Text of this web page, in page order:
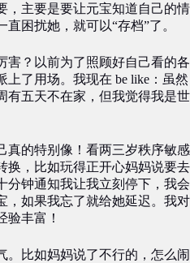
，主要是要让元宝知道自己的情
困扰她，就可以“存档”了。
害？以前为了照顾好自己看的各
了用场。我现在 be like：虽然
有五天不在家，但我觉得我是世
真的特别像！看两三岁秩序敏感
换，比如玩得正开心妈妈说要去
分钟通知我让我立刻停下，我会
，如果我忘了就给她延迟。我对
验丰富！
。比如妈妈说了不行的，怎么闹